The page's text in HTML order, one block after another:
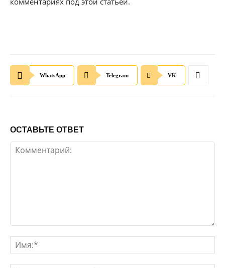
WhatsApp Telegram VK
ОСТАВЬТЕ ОТВЕТ